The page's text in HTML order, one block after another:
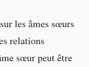
les âmes sœurs
relations
sœur peut être